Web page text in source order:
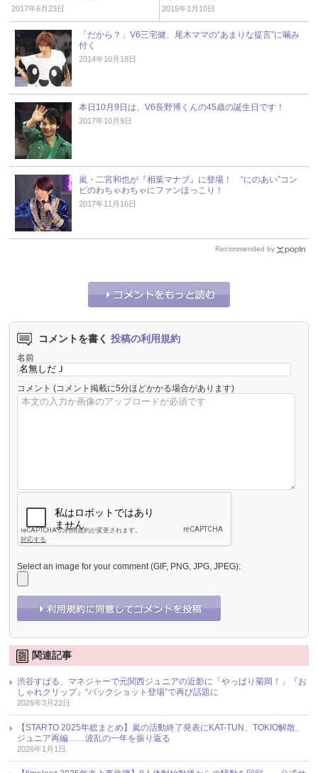
2017年6月23日 2015年1月10日
「だから？」V6三宅健、尾木ママの“あまりな提言”に噛み
付く
2014年10月18日
本日10月9日は、V6長野博くんの45歳の誕生日です！
2017年10月9日
嵐・二宮和也が『相葉マナブ』に登場！ “にのあい”コン
ビのわちゃわちゃにファンほっこり！
2017年11月16日
Recommended by
コメントを書く 投稿の利用規約
名前
コメント (コメント掲載に5分ほどかかる場合があります)
Select an image for your comment (GIF, PNG, JPG, JPEG):
関連記事
渋谷すばる、マネジャーで元関西ジュニアの近影に「やっぱり菊岡！」『お
しゃれクリップ』“バックショット登場”で再び話題に
2026年3月22日
【STARTO 2025年総まとめ】嵐の活動終了発表にKAT-TUN、TOKIO解散、
ジュニア再編……波乱の一年を振り返る
2026年1月1日